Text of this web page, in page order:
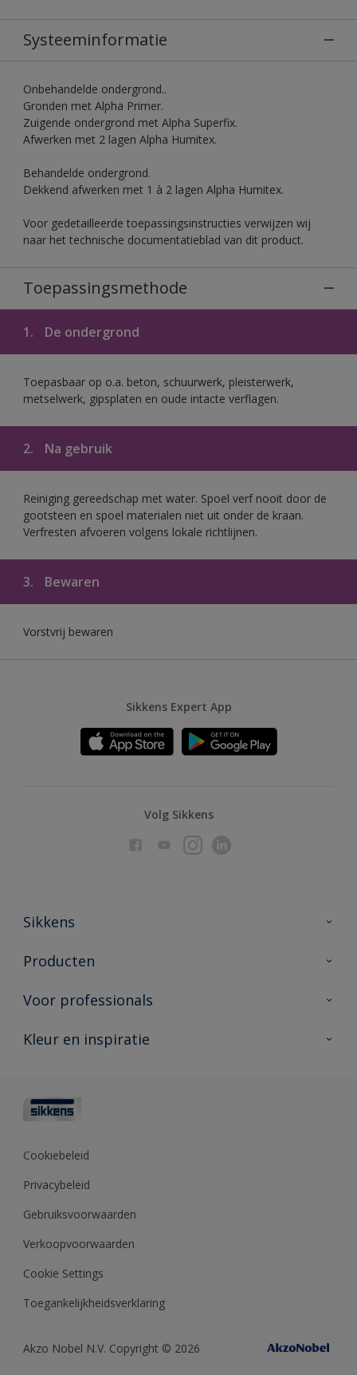
Systeeminformatie
Onbehandelde ondergrond..
Gronden met Alpha Primer.
Zuigende ondergrond met Alpha Superfix.
Afwerken met 2 lagen Alpha Humitex.
Behandelde ondergrond.
Dekkend afwerken met 1 à 2 lagen Alpha Humitex.
Voor gedetailleerde toepassingsinstructies verwijzen wij
naar het technische documentatieblad van dit product.
Toepassingsmethode
1. De ondergrond
Toepasbaar op o.a. beton, schuurwerk, pleisterwerk,
metselwerk, gipsplaten en oude intacte verflagen.
2. Na gebruik
Reiniging gereedschap met water. Spoel verf nooit door de
gootsteen en spoel materialen niet uit onder de kraan.
Verfresten afvoeren volgens lokale richtlijnen.
3. Bewaren
Vorstvrij bewaren
Sikkens Expert App
Volg Sikkens
Sikkens
Over Sikkens
Duurzaamheid
Producten
Producten voor binnen
Vind je verkooppunt
Voor professionals
Advies & service
Polyfilla Pro
Sikkens Center
Kleur en inspiratie
Kleurcollecties
Kennisbank
Cookiebeleid
Privacybeleid
Gebruiksvoorwaarden
Verkoopvoorwaarden
Cookie Settings
Toegankelijkheidsverklaring
Akzo Nobel N.V. Copyright © 2026